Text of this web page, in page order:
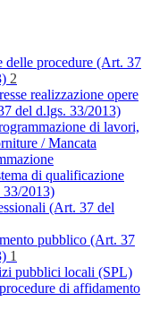
delle procedure (Art. 37
2
realizzazione opere
del d.lgs. 33/2013)
di lavori,
/ Mancata
di qualificazione
2013)
(Art. 37 del
pubblico (Art. 37
1
pubblici locali (SPL)
di affidamento